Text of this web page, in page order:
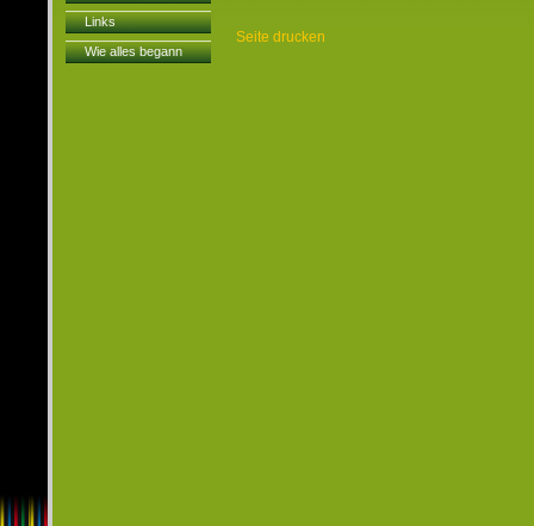
Links
Wie alles begann
Seite drucken